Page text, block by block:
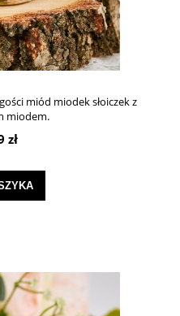
miód miodek słoiczek z
miodem.
zł